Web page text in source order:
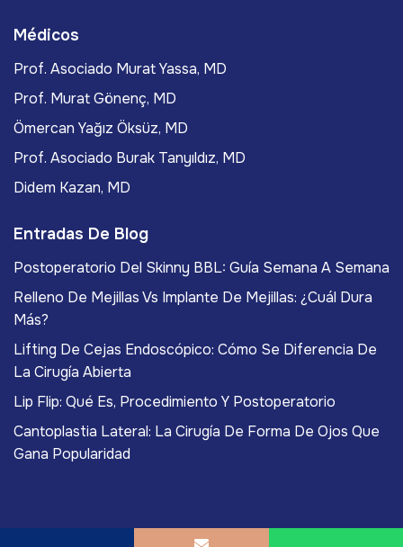
Médicos
Prof. Asociado Murat Yassa, MD
Prof. Murat Gönenç, MD
Ömercan Yağız Öksüz, MD
Prof. Asociado Burak Tanyıldız, MD
Didem Kazan, MD
Entradas De Blog
Postoperatorio Del Skinny BBL: Guía Semana A Semana
Relleno De Mejillas Vs Implante De Mejillas: ¿Cuál Dura
Más?
Lifting De Cejas Endoscópico: Cómo Se Diferencia De
La Cirugía Abierta
Lip Flip: Qué Es, Procedimiento Y Postoperatorio
Cantoplastia Lateral: La Cirugía De Forma De Ojos Que
Gana Popularidad